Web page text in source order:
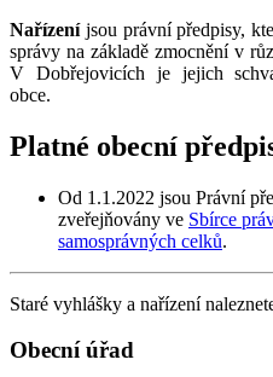
Nařízeníjsou právní předpisy,
správy na základě zmocnění v
V Dobřejovicích je jejich
obce.
Platné obecní
Od 1.1.2022 jsou Právní
zveřejňovány ve Sbírce
samosprávných celků.
Staré vyhlášky a nařízení
Obecní úřad